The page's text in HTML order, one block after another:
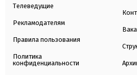
Телеведущие
Рекламодателям
Правила пользования
Политика
конфиденциальности